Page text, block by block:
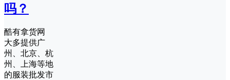
吗？
酷有拿货网
大多提供广
州、北京、杭
州、上海等地
的服装批发市